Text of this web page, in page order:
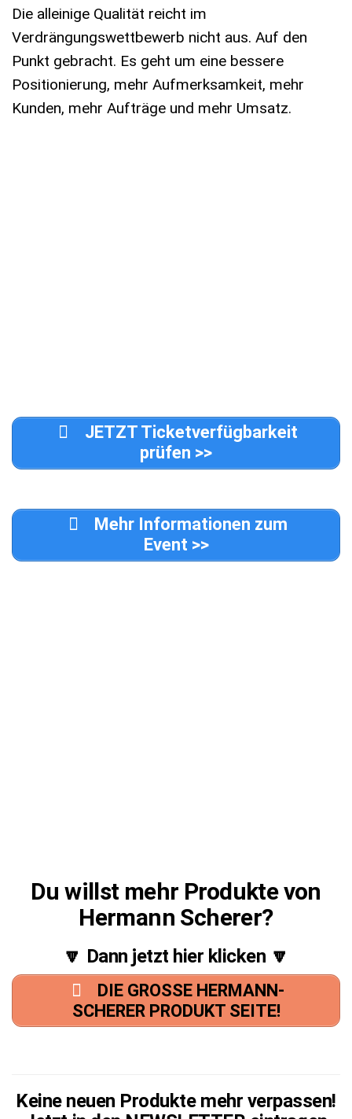
Die alleinige Qualität reicht im
Verdrängungswettbewerb nicht aus. Auf den
Punkt gebracht. Es geht um eine bessere
Positionierung, mehr Aufmerksamkeit, mehr
Kunden, mehr Aufträge und mehr Umsatz.
JETZT Ticketverfügbarkeit
prüfen >>
Mehr Informationen zum
Event >>
Du willst mehr Produkte von
Hermann Scherer?
🔽 Dann jetzt hier klicken 🔽
DIE GROSSE HERMANN-
SCHERER PRODUKT SEITE!
Keine neuen Produkte mehr verpassen!